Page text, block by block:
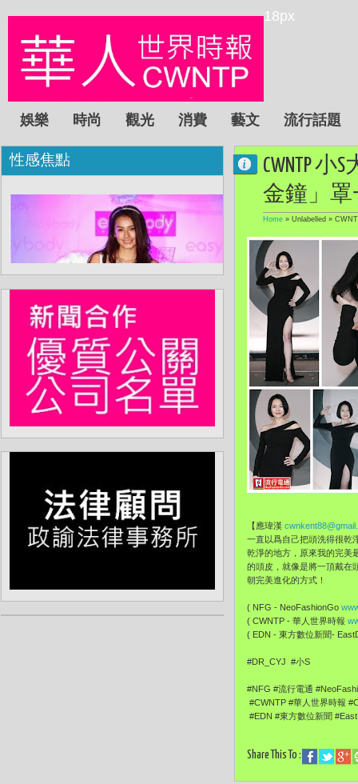
18px
娛樂 時尚 觀光 消費 藝文 流行話題
CWNTP
金鐘」罩
Home » Unlabelled »
【應瑋漢
一直以爲自己把頭洗得很乾
乾淨的地方， 原來我的完美
的頭皮，就像是將一頂戴在
朝完美進化的方式！
( NFG - NeoFashionGo
( CWNTP - 華人世界時報
( EDN - 東方數位新聞-
#DR_CYJ #小S
#NFG #流行電通
#CWNTP #華人世界時報
#EDN #東方數位新聞
Share This To :
性感焦點